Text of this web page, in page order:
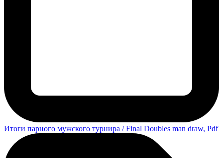
Итоги парного мужского турнира / Final Doubles man draw, Pdf